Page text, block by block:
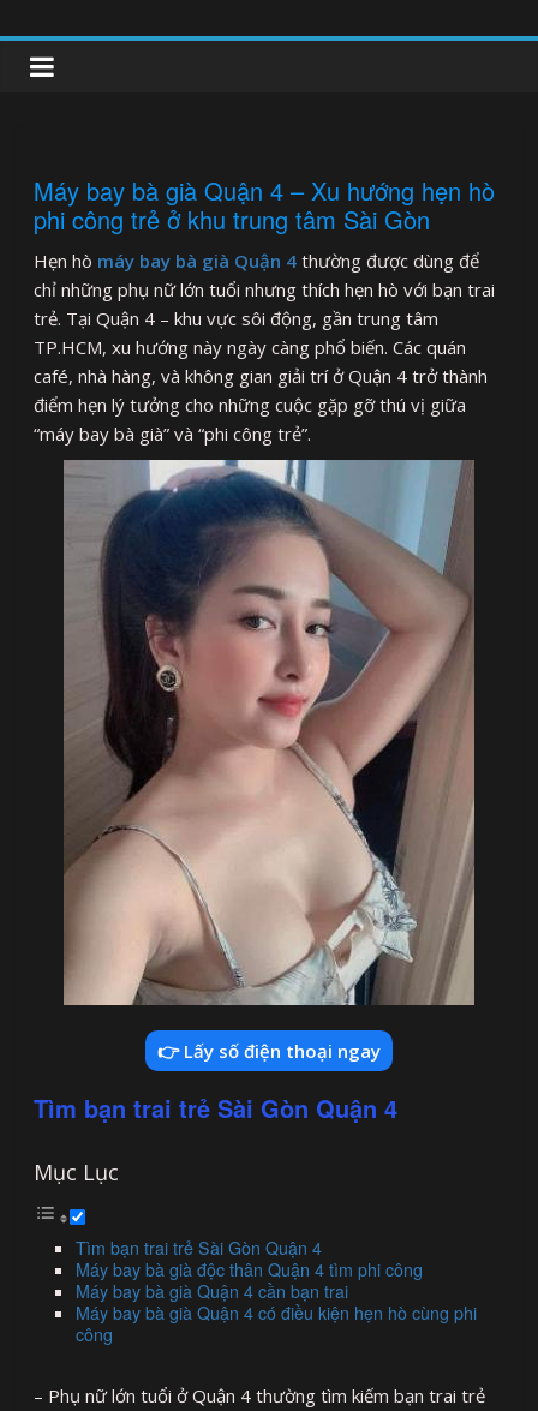
to
content
clipnonglive.com
Máy bay bà già Quận 4 – Xu hướng hẹn hò
phi công trẻ ở khu trung tâm Sài Gòn
Hẹn hò máy bay bà già Quận 4 thường được dùng để
chỉ những phụ nữ lớn tuổi nhưng thích hẹn hò với bạn trai
trẻ. Tại Quận 4 – khu vực sôi động, gần trung tâm
TP.HCM, xu hướng này ngày càng phổ biến. Các quán
café, nhà hàng, và không gian giải trí ở Quận 4 trở thành
điểm hẹn lý tưởng cho những cuộc gặp gỡ thú vị giữa
“máy bay bà già” và “phi công trẻ”.
👉 Lấy số điện thoại ngay
Tìm bạn trai trẻ Sài Gòn Quận 4
Mục Lục
Tìm bạn trai trẻ Sài Gòn Quận 4
Máy bay bà già độc thân Quận 4 tìm phi công
Máy bay bà già Quận 4 cần bạn trai
Máy bay bà già Quận 4 có điều kiện hẹn hò cùng phi
công
– Phụ nữ lớn tuổi ở Quận 4 thường tìm kiếm bạn trai trẻ